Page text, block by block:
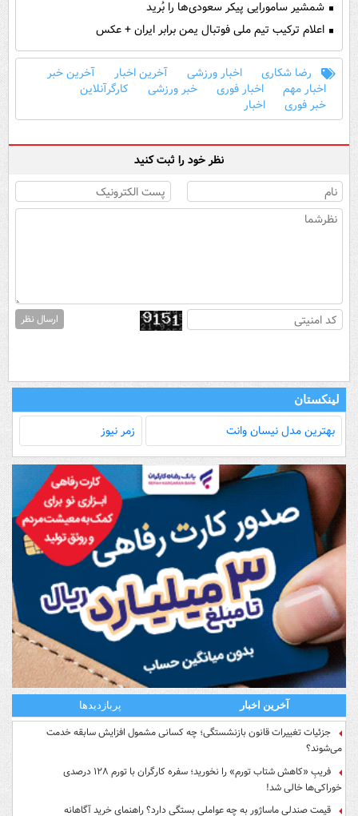
شمشیر سامورایی پیکر سعودی‌ها را بُرید
اعلام ترکیب تیم ملی فوتبال یمن برابر ایران + عکس
رضا شکاری اخبار ورزشی آخرین اخبار
آخرین خبر
اخبار مهم
اخبار فوری خبر ورزشی
کارگرآنلاین
خبر فوری
اخبار
نظر خود را ثبت کنید
ارسال نظر
لینکستان
بهترین مدل‌ نیسان وانت زمر نیوز
آخرین اخبار پربازدیدها
جزئیات تغییرات قانون بازنشستگی؛ چه کسانی مشمول افزایش سابقه خدمت
می‌شوند؟
فریبِ «کاهش شتاب تورم» را نخورید؛ سفره کارگران با تورم ۱۲۸ درصدی
خوراکی‌ها خالی شد!
قیمت صندلی ماساژور به چه عواملی بستگی دارد؟ راهنمای خرید آگاهانه